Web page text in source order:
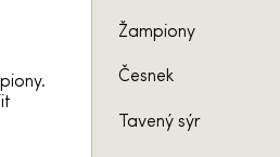
Žampiony
Česnek
Tavený sýr